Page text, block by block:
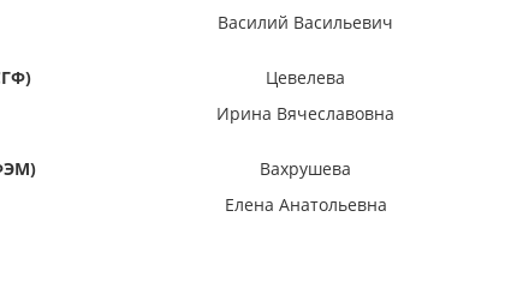
Василий Васильевич
Цевелева
Ирина Вячеславовна
Вахрушева
Елена Анатольевна